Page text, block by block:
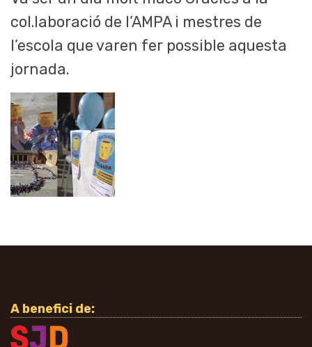
col.laboració de l’AMPA i mestres de
l’escola que varen fer possible aquesta
jornada.
A benefici de: